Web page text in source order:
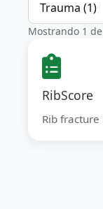
Mostrando 1 de
RibScore
Rib